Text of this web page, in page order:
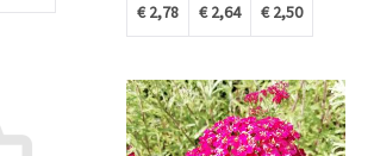
€ 2,78 € 2,64 € 2,50